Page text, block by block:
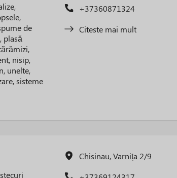
de
plasă
nisip,
unelte,
sisteme
+37360871324
Citeste mai mult
Chisinau, Varnița 2/9